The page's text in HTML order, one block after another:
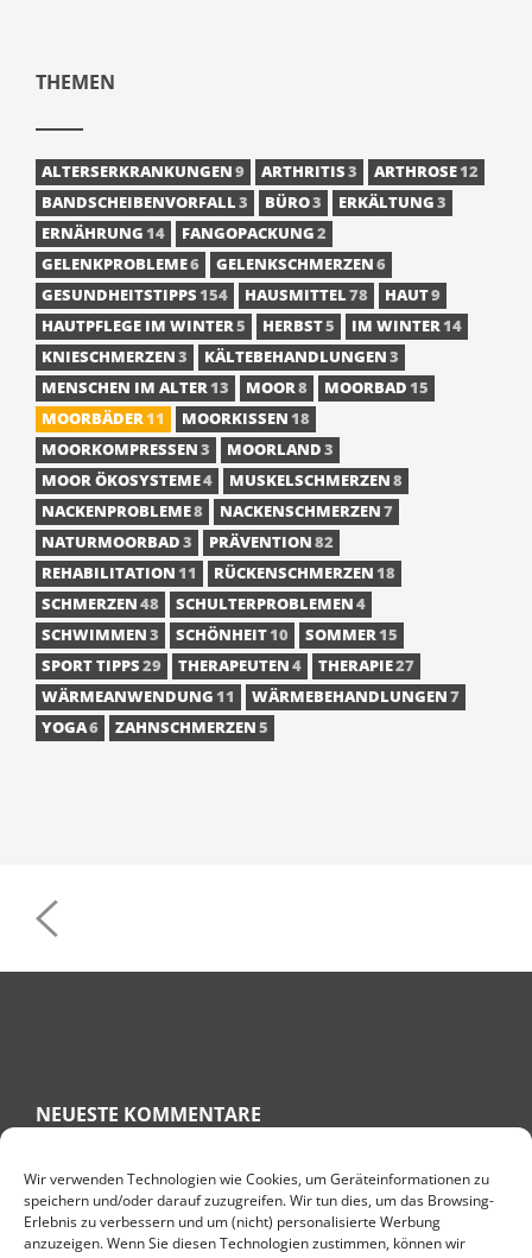
Wir verwenden Technologien wie Cookies, um Geräteinformationen zu
speichern und/oder darauf zuzugreifen. Wir tun dies, um das Browsing-
Erlebnis zu verbessern und um (nicht) personalisierte Werbung
anzuzeigen. Wenn Sie diesen Technologien zustimmen, können wir
THEMEN
ALTERSERKRANKUNGEN9 ARTHRITIS3 ARTHROSE12
BANDSCHEIBENVORFALL3 BÜRO3 ERKÄLTUNG3
ERNÄHRUNG14 FANGOPACKUNG2
GELENKPROBLEME6 GELENKSCHMERZEN6
GESUNDHEITSTIPPS154 HAUSMITTEL78 HAUT9
HAUTPFLEGE IM WINTER5 HERBST5 IM WINTER14
KNIESCHMERZEN3 KÄLTEBEHANDLUNGEN3
MENSCHEN IM ALTER13 MOOR8 MOORBAD15
MOORBÄDER11 MOORKISSEN18
MOORKOMPRESSEN3 MOORLAND3
MOOR ÖKOSYSTEME4 MUSKELSCHMERZEN8
NACKENPROBLEME8 NACKENSCHMERZEN7
NATURMOORBAD3 PRÄVENTION82
REHABILITATION11 RÜCKENSCHMERZEN18
SCHMERZEN48 SCHULTERPROBLEMEN4
SCHWIMMEN3 SCHÖNHEIT10 SOMMER15
SPORT TIPPS29 THERAPEUTEN4 THERAPIE27
WÄRMEANWENDUNG11 WÄRMEBEHANDLUNGEN7
YOGA6 ZAHNSCHMERZEN5
POST
NAVIGATION
NEUESTE KOMMENTARE
RITAZUKNÖCHELSCHWELLUNG HAUSMITTEL – GESCHWOLLENE
KNÖCHEL BEKÄMPFEN